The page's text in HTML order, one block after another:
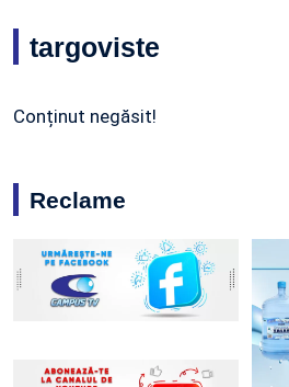
targoviste
Conținut negăsit!
Reclame